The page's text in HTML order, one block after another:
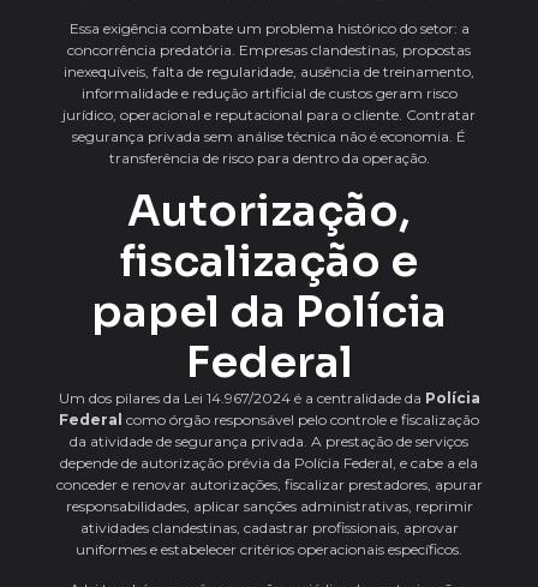
Essa exigência combate um problema histórico do setor: a
concorrência predatória. Empresas clandestinas, propostas
inexequíveis, falta de regularidade, ausência de treinamento,
informalidade e redução artificial de custos geram risco
jurídico, operacional e reputacional para o cliente. Contratar
segurança privada sem análise técnica não é economia. É
transferência de risco para dentro da operação.
Autorização,
fiscalização e
papel da Polícia
Federal
Um dos pilares da Lei 14.967/2024 é a centralidade da Polícia
Federal como órgão responsável pelo controle e fiscalização
da atividade de segurança privada. A prestação de serviços
depende de autorização prévia da Polícia Federal, e cabe a ela
conceder e renovar autorizações, fiscalizar prestadores, apurar
responsabilidades, aplicar sanções administrativas, reprimir
atividades clandestinas, cadastrar profissionais, aprovar
uniformes e estabelecer critérios operacionais específicos.